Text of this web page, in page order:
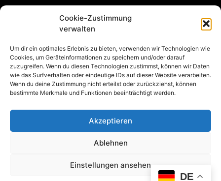
Cookie-Zustimmung
verwalten
Um dir ein optimales Erlebnis zu bieten, verwenden wir Technologien wie
Cookies, um Geräteinformationen zu speichern und/oder darauf
zuzugreifen. Wenn du diesen Technologien zustimmst, können wir Daten
wie das Surfverhalten oder eindeutige IDs auf dieser Website verarbeiten.
Wenn du deine Zustimmung nicht erteilst oder zurückziehst, können
bestimmte Merkmale und Funktionen beeinträchtigt werden.
Akzeptieren
Ablehnen
Einstellungen ansehen
Zündverteiler
Service & Reparatur
Vollumfängliche
Instandsetzung
Gebrauchte
Zündverteiler
Shop
Allgemeine
Geschäftsbedingungen
Widerrufsrecht
Datenschutz
Impressum
Vertrag
widerrufen
Kontakt
Umwelt &
Nachhaltigkeit
Karriere
© 2025 Radspieler Classic und das Radspieler Classic Logo ist eine
DE